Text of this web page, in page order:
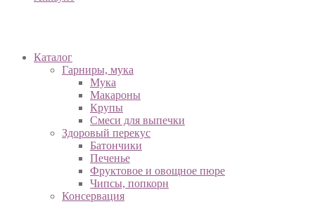
Каталог
Гарниры, мука
Мука
Макароны
Крупы
Смеси для выпечки
Здоровый перекус
Батончики
Печенье
Фруктовое и овощное пюре
Чипсы, попкорн
Консервация